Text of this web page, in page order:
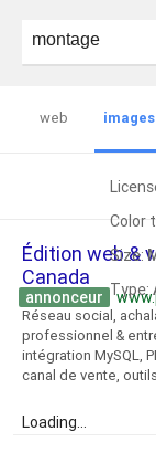
web images
Color
Size:
Type:
Édition web &
Canada
annonceur
Réseau social,
professionnel &
intégration MySQL,
canal de vente,
Loading...